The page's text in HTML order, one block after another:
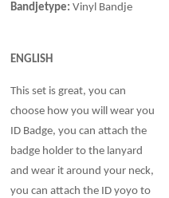
Bandjetype: Vinyl Bandje
ENGLISH
This set is great, you can
choose how you will wear you
ID Badge, you can attach the
badge holder to the lanyard
and wear it around your neck,
you can attach the ID yoyo to